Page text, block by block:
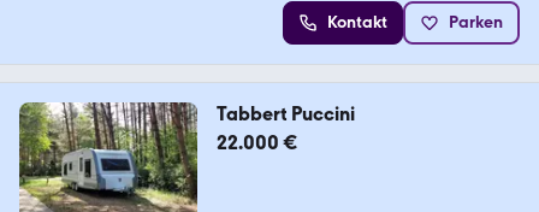
Kontakt Parken
Tabbert Puccini
22.000 €